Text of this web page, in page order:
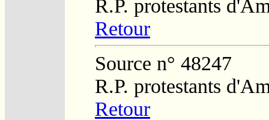
R.P. protestants
Retour
Source n° 48247
R.P. protestants
Retour